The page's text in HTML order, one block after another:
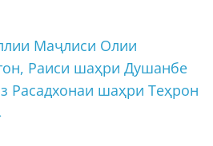
Маҷлиси Олии
Раиси шаҳри Душанбе
Расадхонаи шаҳри Теҳрон